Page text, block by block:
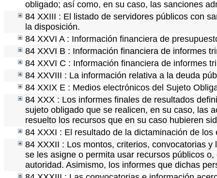
obligado; así como, en su caso, las sanciones
84 XXIII : El listado de servidores públicos con
la disposición.
84 XXVI A : Información financiera de
84 XXVI B : Información financiera de informes
84 XXVI C : Información financiera de informes
84 XXVIII : La información relativa a la deuda
84 XXIX E : Medios electrónicos del Sujeto
84 XXX : Los informes finales de resultados
sujeto obligado que se realicen, en su caso, las
resuelto los recursos que en su caso hubieren
84 XXXI : El resultado de la dictaminación de los
84 XXXII : Los montos, criterios, convocatorias
se les asigne o permita usar recursos públicos
autoridad. Asimismo, los informes que dichas